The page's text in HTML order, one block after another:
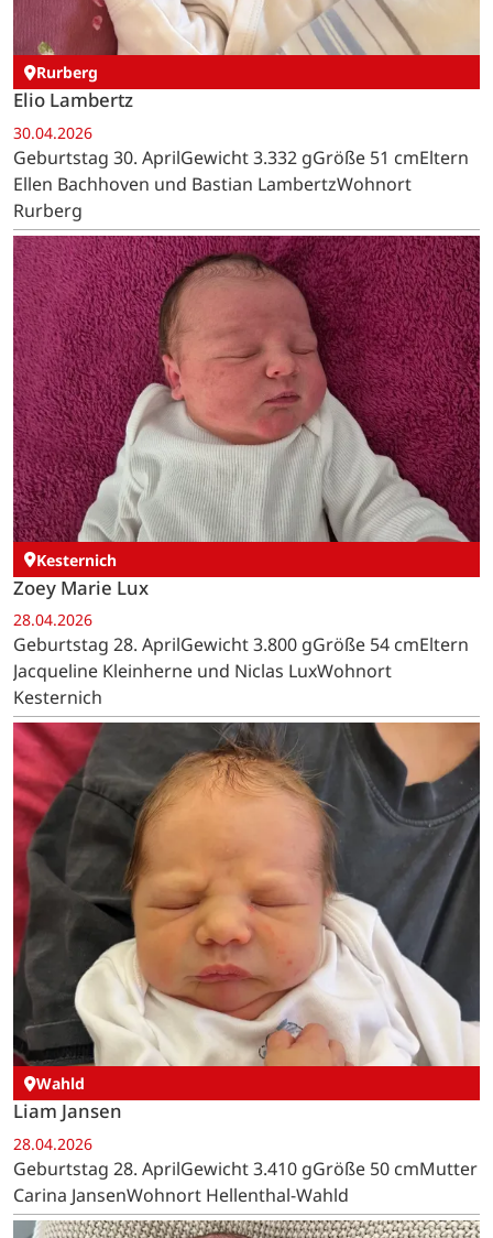
Rurberg
Elio Lambertz
30.04.2026
Geburtstag 30. AprilGewicht 3.332 gGröße 51 cmEltern
Ellen Bachhoven und Bastian LambertzWohnort
Rurberg
Kesternich
Zoey Marie Lux
28.04.2026
Geburtstag 28. AprilGewicht 3.800 gGröße 54 cmEltern
Jacqueline Kleinherne und Niclas LuxWohnort
Kesternich
Wahld
Liam Jansen
28.04.2026
Geburtstag 28. AprilGewicht 3.410 gGröße 50 cmMutter
Carina JansenWohnort Hellenthal-Wahld